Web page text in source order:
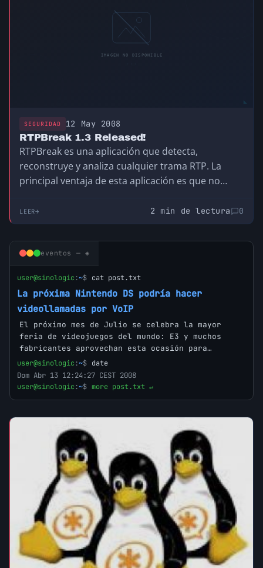
SEGURIDAD 12 May 2008
RTPBreak 1.3 Released!
RTPBreak es una aplicación que detecta,
reconstruye y analiza cualquier trama RTP. La
principal ventaja de esta aplicación es que no
LEER 2 min de lectura 0
eventos — ◈
user@sinologic:~$ cat post.txt
La próxima Nintendo DS podría hacer
videollamadas por VoIP
El próximo mes de Julio se celebra la mayor
feria de videojuegos del mundo: E3 y muchos
fabricantes aprovechan esta ocasión para…
user@sinologic:~$ date
Dom Abr 13 12:24:27 CEST 2008
user@sinologic:~$ more post.txt ↵